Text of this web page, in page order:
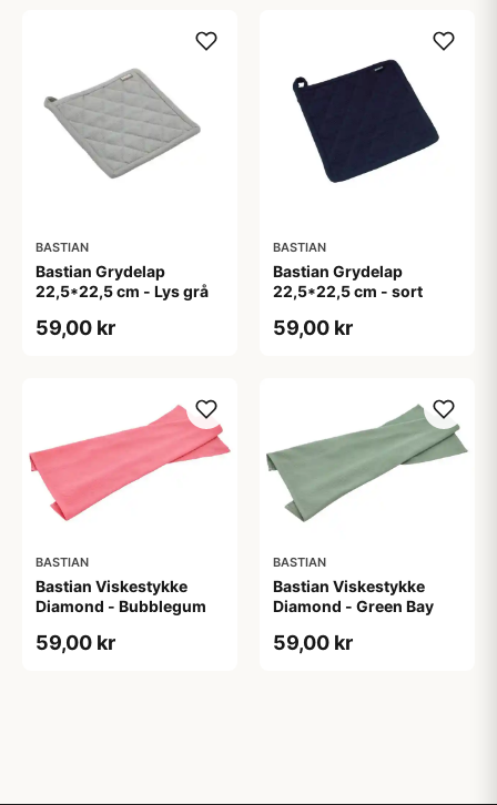
BASTIAN
Bastian Grydelap
22,5*22,5 cm - Lys grå
59,00 kr
BASTIAN
Bastian Grydelap
22,5*22,5 cm - sort
59,00 kr
BASTIAN
Bastian Viskestykke
Diamond - Bubblegum
59,00 kr
BASTIAN
Bastian Viskestykke
Diamond - Green Bay
59,00 kr